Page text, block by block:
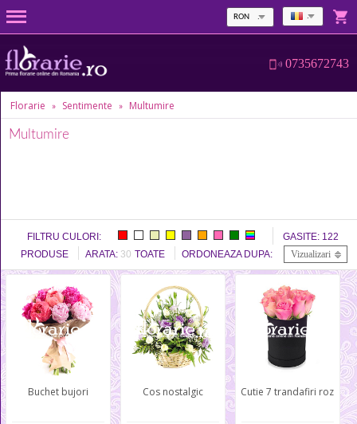
RON
0735672743
Florarie » Sentimente » Multumire
Multumire
FILTRU CULORI: GASITE: 122
PRODUSE
ARATA: 30 TOATE ORDONEAZA DUPA: Vizualizari
Buchet bujori Cos nostalgic Cutie 7 trandafiri roz